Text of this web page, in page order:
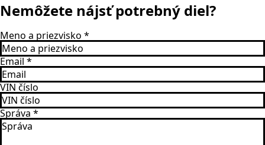
Nemôžete nájsť potrebný diel?
Meno a priezvisko *
Email *
VIN číslo
Správa *